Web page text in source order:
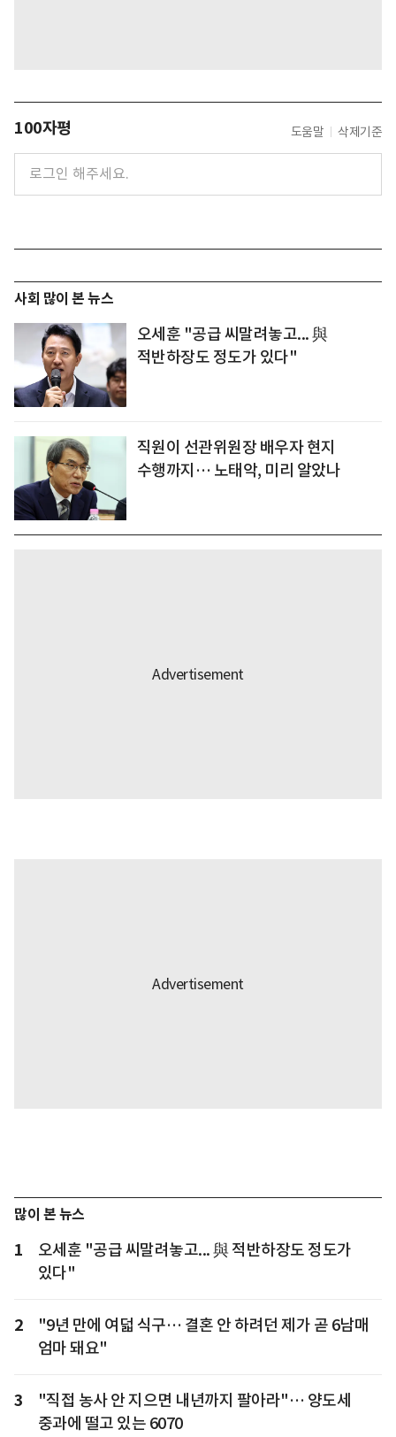
100자평 도움말 삭제기준
사회 많이 본 뉴스
오세훈 "공급 씨말려놓고... 與
적반하장도 정도가 있다"
직원이 선관위원장 배우자 현지
수행까지… 노태악, 미리 알았나
많이 본 뉴스
1
오세훈 "공급 씨말려놓고... 與 적반하장도 정도가
있다"
2
"9년 만에 여덟 식구… 결혼 안 하려던 제가 곧 6남매
엄마 돼요"
3
"직접 농사 안 지으면 내년까지 팔아라"… 양도세
중과에 떨고 있는 6070